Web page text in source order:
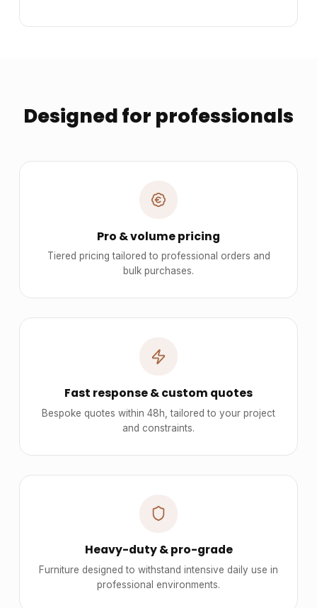
Designed for professionals
Pro & volume pricing
Tiered pricing tailored to professional orders and
bulk purchases.
Fast response & custom quotes
Bespoke quotes within 48h, tailored to your project
and constraints.
Heavy-duty & pro-grade
Furniture designed to withstand intensive daily use in
professional environments.